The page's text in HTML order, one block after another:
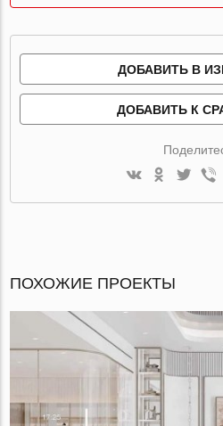
ДОБАВИТЬ В
ДОБАВИТЬ К
ПОХОЖИЕ ПРОЕКТЫ